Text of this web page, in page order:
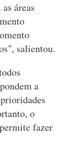
áreas
salientou.
a
o
fazer